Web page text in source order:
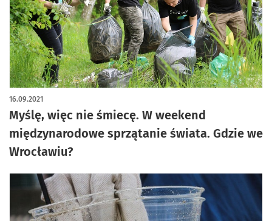
Myślę, więc nie śmiecę. W weekend
międzynarodowe sprzątanie świata. Gdzie we
Wrocławiu?
16.09.2021